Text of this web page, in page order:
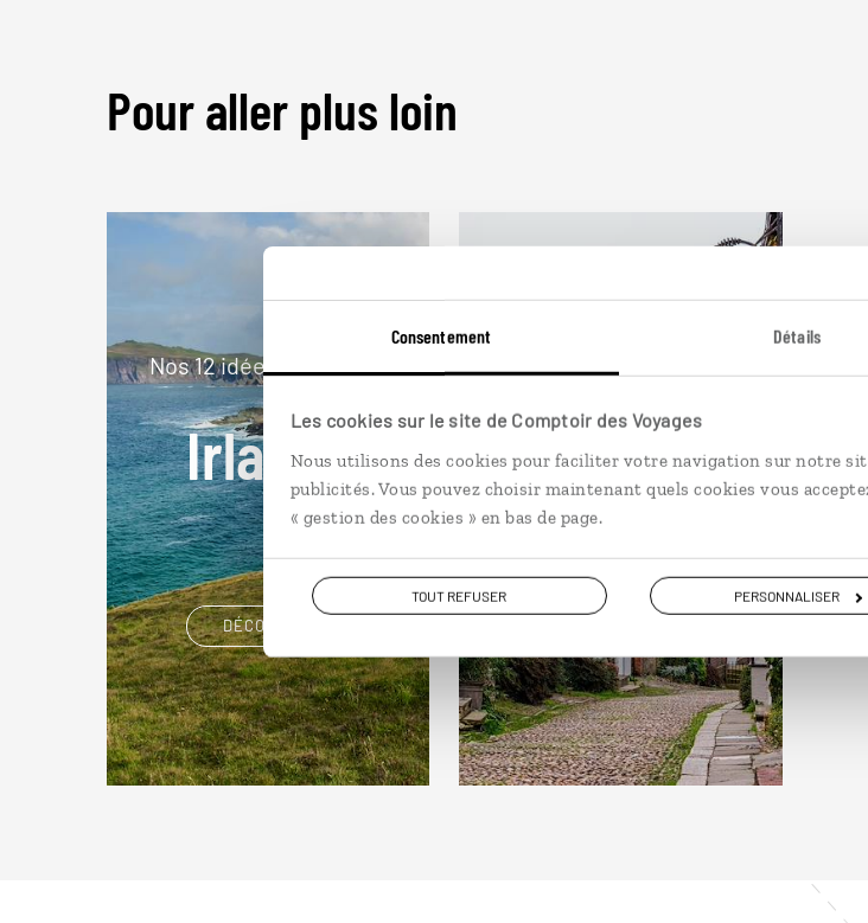
Consentement Détails
Les cookies sur le site de Comptoir des Voyages
Nous utilisons des cookies pour faciliter votre navigation sur notre
publicités. Vous pouvez choisir maintenant quels cookies vous
« gestion des cookies » en bas de page.
TOUT REFUSER PERSONNALISER
Pour aller plus loin
Nos 12 idées de voyage
Irlande
DÉCOUVRIR
Nos 7 idées de voyage
Angleterre